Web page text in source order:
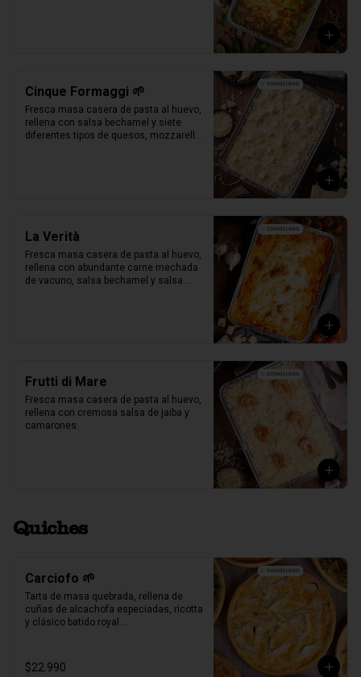
Cinque Formaggi 🌱
Fresca masa casera de pasta al huevo,
rellena con salsa bechamel y siete
diferentes tipos de quesos, mozzarella,
La Verità
Fresca masa casera de pasta al huevo,
rellena con abundante carne mechada
de vacuno, salsa bechamel y salsa
Frutti di Mare
Fresca masa casera de pasta al huevo,
rellena con cremosa salsa de jaiba y
camarones.
Quiches
Carciofo 🌱
Tarta de masa quebrada, rellena de
cuñas de alcachofa especiadas, ricotta
y clásico batido royal.
$22.990